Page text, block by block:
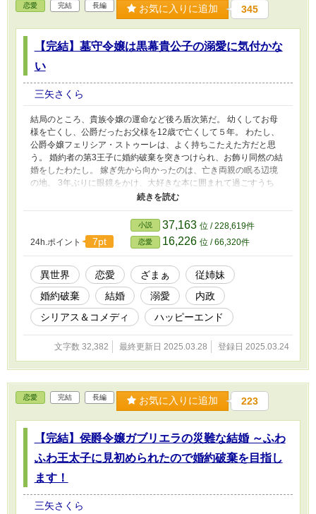
恋愛 完結 長編 お気に入りに追加 345
【完結】墓守令嬢は黒幕貴公子の溺愛に気付かな
い
三矢さくら
結局のところ、貴族令嬢の運命など後ろ盾次第だ。 幼くしてお母
様を亡くし、公爵だったお父様を12歳で亡くして５年。 わたし、
公爵令嬢フェリシア・ストゥーレは、よく持ちこたえた方だと思
う。 婚約者の第3王子に婚約破棄を突きつけられ、お飾り同然の結
婚をしたわたし。 嫁ぎ先から向かったのは、亡き両親の眠る辺境
の地。 3年ぶりに眼鏡をかけ、大好きな本に囲まれて過ごすうち
に、どうやら、わたしは夫に溺愛されているらしい。 けれど、生
れどころじゃないから！ これは、亡き両親の墓守をしながら、第
２の人生を謳歌しようとした公爵令嬢の物語。 ......え？ 陰謀？ 何
か企んでるんじゃないかって？ まさか、まさか。 わたしはただ、
静かに暮らしたいだけですのよ？
24h.ポイント 7pt
小説 37,163 位 / 228,619件
恋愛 16,226 位 / 66,320件
異世界 恋愛 ざまぁ
従姉妹
婚約破棄
結婚 溺愛
内政
シリアス＆コメディ
ハッピーエンド
文字数 32,382 最終更新日 2025.03.28 登録日 2025.03.24
恋愛 完結 長編 お気に入りに追加 223
【完結】侯爵令嬢ガブリエラの災難な結婚 ～ふわ
ふわ王太子に見初められたので婚約破棄を目指し
ます！
三矢さくら